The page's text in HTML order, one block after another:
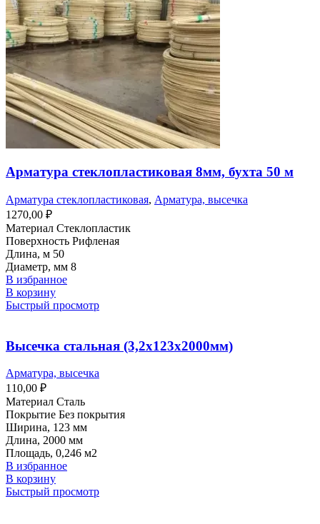
Арматура стеклопластиковая 8мм, бухта 50 м
Арматура стеклопластиковая, Арматура, высечка
1270,00 ₽
Материал Стеклопластик
Поверхность Рифленая
Длина, м 50
Диаметр, мм 8
В избранное
В корзину
Быстрый просмотр
Высечка стальная (3,2х123х2000мм)
Арматура, высечка
110,00 ₽
Материал Сталь
Покрытие Без покрытия
Ширина, 123 мм
Длина, 2000 мм
Площадь, 0,246 м2
В избранное
В корзину
Быстрый просмотр